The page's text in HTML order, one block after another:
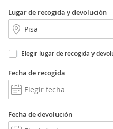
Lugar de recogida y devolución
Elegir lugar de recogida y
Fecha de recogida
Fecha de devolución